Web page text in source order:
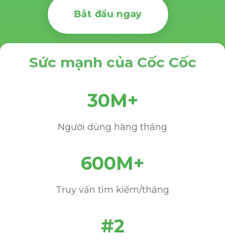
Bắt đầu ngay
Sức mạnh của Cốc Cốc
30M+
Người dùng hàng tháng
600M+
Truy vấn tìm kiếm/tháng
#2